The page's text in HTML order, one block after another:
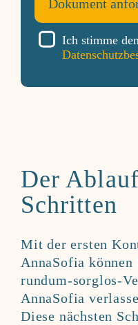
Ich stimme
Der
Schritten
Mit der ersten
AnnaSofia
rundum-sorglos-
AnnaSofia
Diese nächsten